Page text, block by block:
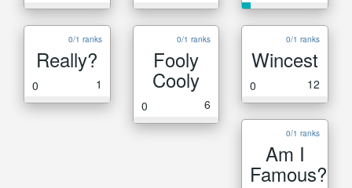
0/1 ranks
Really?
0 1
0/1 ranks
Fooly
Cooly
0 6
0/1 ranks
Wincest
0 12
0/1 ranks
Am I
Famous?